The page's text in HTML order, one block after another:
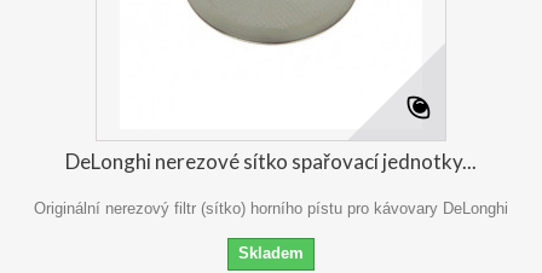
DeLonghi nerezové sítko spařovací jednotky...
Originální nerezový filtr (sítko) horního pístu pro kávovary DeLonghi
Skladem